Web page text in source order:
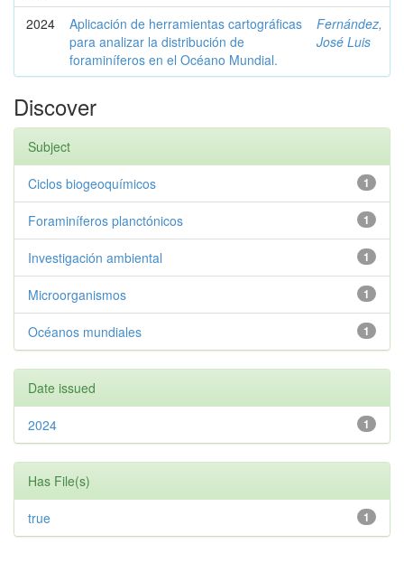
2024
Aplicación de herramientas cartográficas
para analizar la distribución de
foraminíferos en el Océano Mundial.
Fernández,
José Luis
Discover
Subject
1
Ciclos biogeoquímicos
1
Foraminíferos planctónicos
1
Investigación ambiental
1
Microorganismos
1
Océanos mundiales
Date issued
1
2024
Has File(s)
1
true